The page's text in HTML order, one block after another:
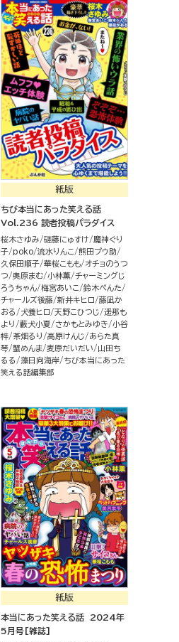
紙版
ちび本当にあった笑える話
Vol.236 読者投稿パラダイス
桜木さゆみ 磋藤にゅすけ
魔神ぐり
子
poko 流水りんこ
熊田プウ助
久保田順子 華桜こもも
オチョのうつ
つ
奥原まむ 小林薫 チャーミングじ
ろうちゃん 梅宮あいこ
鈴木ぺんた
チャールズ後藤 新井キヒロ
藤凪か
おる
犬養ヒロ 天野こひつじ
遥那も
より
藪犬小夏 さかもとみゆき
小谷
梓
茶畑るり 高原けんじ
あらた真
琴 蟹めんま 麦原だいだい
山田ち
るる
藻日向海岸
ちび本当にあった
笑える話編集部
紙版
本当にあった笑える話 2024年
5月号[雑誌]